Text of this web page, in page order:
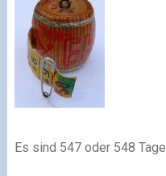
Es sind 547 oder 548 Tage.